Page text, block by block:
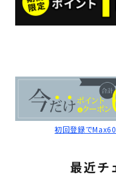
初回登録で
最近チ